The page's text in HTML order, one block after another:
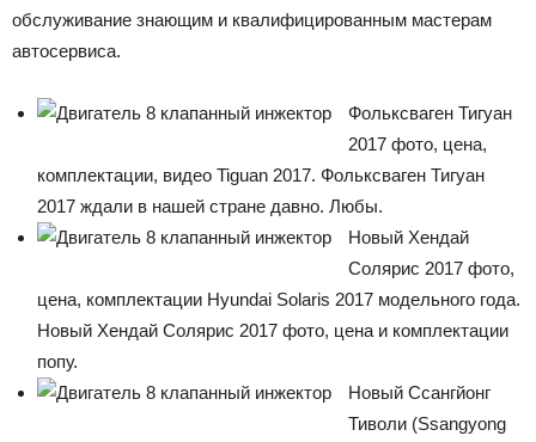
обслуживание знающим и квалифицированным мастерам
автосервиса.
Фольксваген Тигуан
2017 фото, цена,
комплектации, видео Tiguan 2017. Фольксваген Тигуан
2017 ждали в нашей стране давно. Любы.
Новый Хендай
Солярис 2017 фото,
цена, комплектации Hyundai Solaris 2017 модельного года.
Новый Хендай Солярис 2017 фото, цена и комплектации
попу.
Новый Ссангйонг
Тиволи (Ssangyong